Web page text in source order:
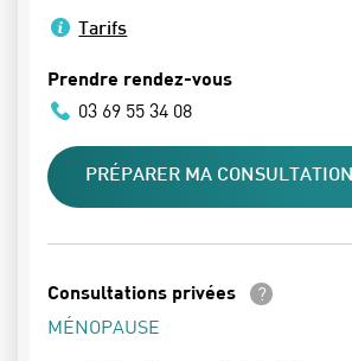
Tarifs
Prendre rendez-vous
03 69 55 34 08
PRÉPARER MA CONSULTATION
Consultations privées En savoir plus
MÉNOPAUSE